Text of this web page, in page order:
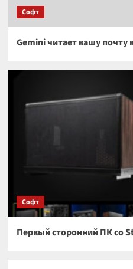
Софт
Gemini читает вашу почту
Софт
Первый сторонний ПК со